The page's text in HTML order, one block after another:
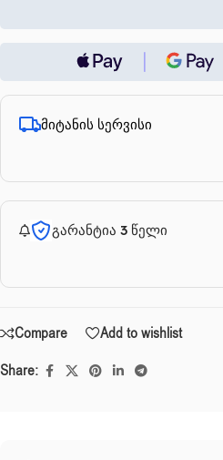
მიტანის სერვისი
გარანტია 3 წელი
Compare
Add to wishlist
Share: